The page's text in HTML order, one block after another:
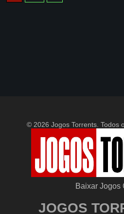
© 2026 Jogos Torrents. Todos
Baixar Jogos
JOGOS